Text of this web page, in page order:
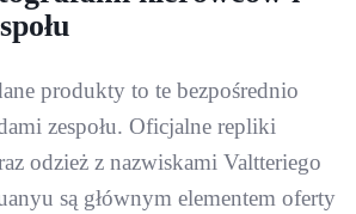
produkty to te bezpośrednio
zespołu. Oficjalne repliki
odzież z nazwiskami Valtteriego
są głównym elementem oferty